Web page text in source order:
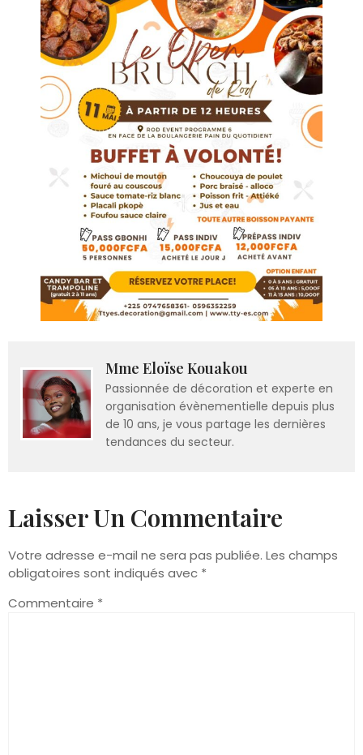
Mme Eloïse Kouakou
Passionnée de décoration et experte en
organisation évènementielle depuis plus
de 10 ans, je vous partage les dernières
tendances du secteur.
Laisser Un Commentaire
Votre adresse e-mail ne sera pas publiée. Les champs
obligatoires sont indiqués avec *
Commentaire *